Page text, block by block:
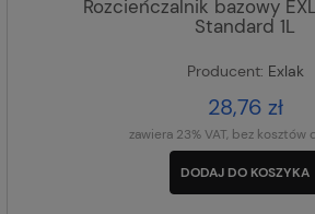
Rozcieńczalnik bazowy
Standard 1L
Producent: Exlak
28,76 zł
zawiera 23% VAT, bez kosztów
DODAJ DO KOSZYKA